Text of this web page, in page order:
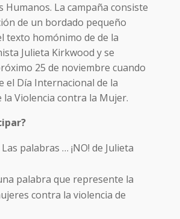
Humanos. La campaña consiste
de un bordado pequeño
texto homónimo de de la
Julieta Kirkwood y se
25 de noviembre cuando
el Día Internacional de la
la Violencia contra la Mujer.
palabras … ¡NO! de Julieta
palabra que represente la
contra la violencia de